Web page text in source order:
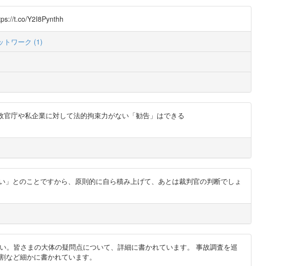
t.co/Y2I8Pynthh
トワーク (1)
庁や私企業に対して法的拘束力がない「勧告」はできる
とのことですから、原則的に自ら積み上げて、あとは裁判官の判断でしょ
皆さまの大体の疑問点について、詳細に書かれています。 事故調査を巡
ど細かに書かれています。